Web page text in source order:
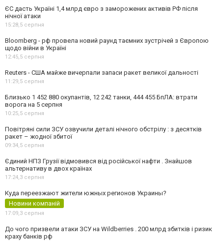
ЄС дасть Україні 1,4 млрд євро з заморожених активів РФ після
нічної атаки
15:28,5 серпня
Bloomberg - рф провела новий раунд таємних зустрічей з Європою
щодо війни в Україні
12:45,5 серпня
Reuters - США майже вичерпали запаси ракет великої дальності
11:29,5 серпня
Близько 1 452 880 окупантів, 12 242 танки, 444 455 БпЛА: втрати
ворога на 5 серпня
10:25,5 серпня
Повітряні сили ЗСУ озвучили деталі нічного обстрілу : з десятків
ракет – жодної збитої
09:34,5 серпня
Єдиний НПЗ Грузії відмовився від російської нафти . Знайшов
альтернативу в двох країнах
17:24,3 серпня
Куда переезжают жители южных регионов Украины?
Новини компаній
17:09,3 серпня
До чого призвели атаки ЗСУ на Wildberries . 200 млрд збитків і ризик
краху банків рф